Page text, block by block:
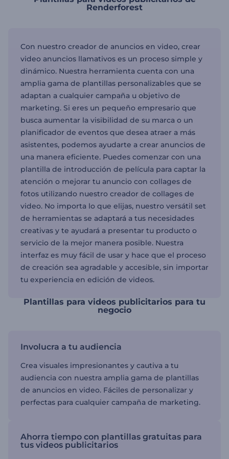
Renderforest
Con nuestro creador de anuncios en video, crear
video anuncios llamativos es un proceso simple y
dinámico. Nuestra herramienta cuenta con una
amplia gama de plantillas personalizables que se
adaptan a cualquier campaña u objetivo de
marketing. Si eres un pequeño empresario que
busca aumentar la visibilidad de su marca o un
planificador de eventos que desea atraer a más
asistentes, podemos ayudarte a crear anuncios de
una manera eficiente. Puedes comenzar con una
plantilla de introducción de película para captar la
atención o mejorar tu anuncio con collages de
fotos utilizando nuestro creador de collages de
video. No importa lo que elijas, nuestro versátil set
de herramientas se adaptará a tus necesidades
creativas y te ayudará a presentar tu producto o
servicio de la mejor manera posible. Nuestra
interfaz es muy fácil de usar y hace que el proceso
de creación sea agradable y accesible, sin importar
tu experiencia en edición de videos.
Plantillas para videos publicitarios para tu
negocio
Involucra a tu audiencia
Crea visuales impresionantes y cautiva a tu
audiencia con nuestra amplia gama de plantillas
de anuncios en video. Fáciles de personalizar y
perfectas para cualquier campaña de marketing.
Ahorra tiempo con plantillas gratuitas para
tus videos publicitarios